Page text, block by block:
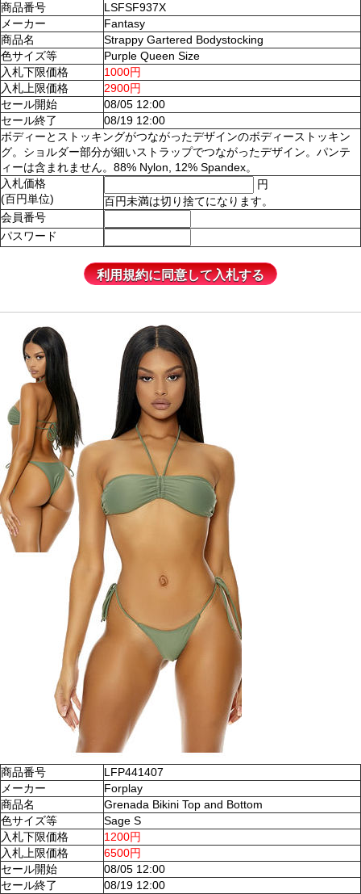
商品番号
LSFSF937X
メーカー
Fantasy
商品名
Strappy Gartered Bodystocking
色サイズ等
Purple Queen Size
入札下限価格
1000円
入札上限価格
2900円
セール開始
08/05 12:00
セール終了
08/19 12:00
ボディーとストッキングがつながったデザインのボディーストッキン
グ。ショルダー部分が細いストラップでつながったデザイン。パンテ
ィーは含まれません。88% Nylon, 12% Spandex。
入札価格
(百円単位)
円
百円未満は切り捨てになります。
会員番号
パスワード
商品番号
LFP441407
メーカー
Forplay
商品名
Grenada Bikini Top and Bottom
色サイズ等
Sage S
入札下限価格
1200円
入札上限価格
6500円
セール開始
08/05 12:00
セール終了
08/19 12:00